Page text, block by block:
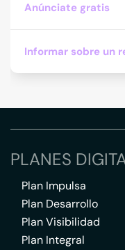
Anúnciate gratis
Informar sobre un
PLANES
Plan Impulsa
Plan Desarrollo
Plan Visibilidad
Plan Integral